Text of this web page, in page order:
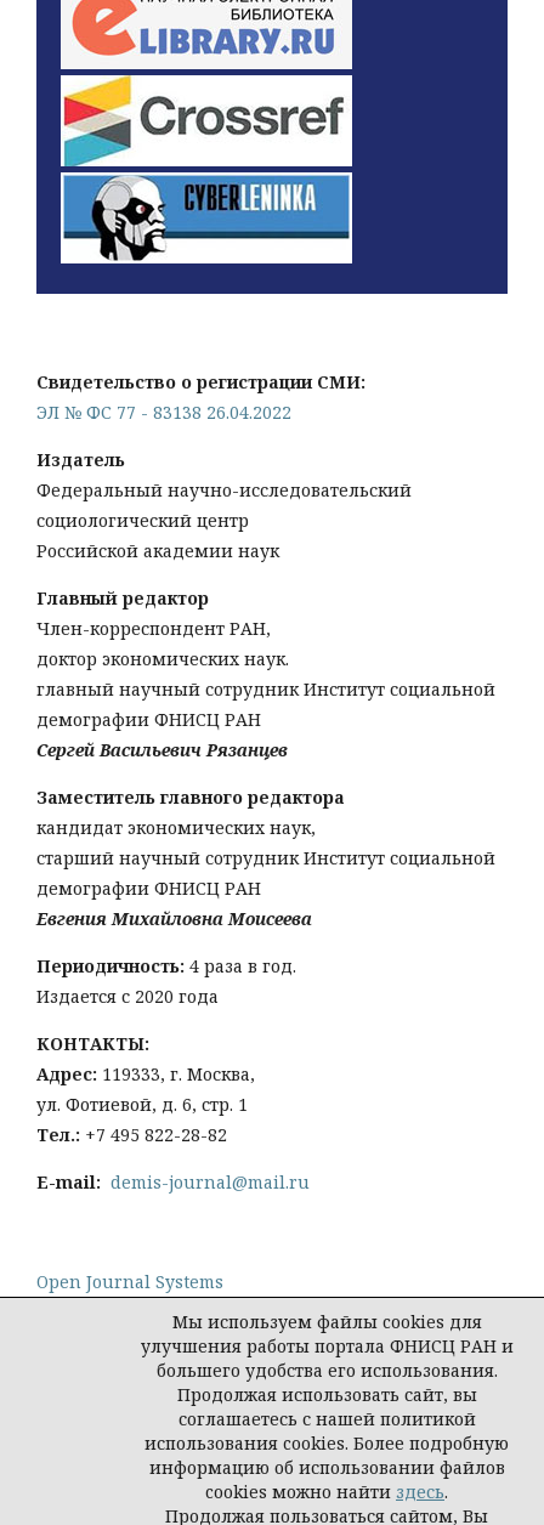
Свидетельство о регистрации СМИ:
ЭЛ № ФС 77 - 83138 26.04.2022
Издатель
Федеральный научно-исследовательский
социологический центр
Российской академии наук
Главный редактор
Член-корреспондент РАН,
доктор экономических наук.
главный научный сотрудник Институт социальной
демографии ФНИСЦ РАН
Сергей Васильевич Рязанцев
Заместитель главного редактора
кандидат экономических наук,
старший научный сотрудник Институт социальной
демографии ФНИСЦ РАН
Евгения Михайловна Моисеева
Периодичность: 4 раза в год.
Издается с 2020 года
КОНТАКТЫ:
Адрес: 119333, г. Москва,
ул. Фотиевой, д. 6, стр. 1
Тел.: +7 495 822-28-82
E-mail: demis-journal@mail.ru
Open Journal Systems
Политика конфиденциальности персональных
© Демис. Демографические исследования, 2026
Мы используем файлы cookies для
улучшения работы портала ФНИСЦ РАН и
большего удобства его использования.
Продолжая использовать сайт, вы
соглашаетесь с нашей политикой
использования cookies. Более подробную
информацию об использовании файлов
cookies можно найти здесь.
Продолжая пользоваться сайтом, Вы